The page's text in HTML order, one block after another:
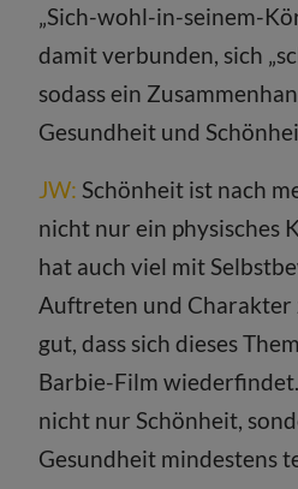
„Sich-wohl-in-seinem-
damit verbunden, sich
sodass ein
Gesundheit und
JW: Schönheit ist nach
nicht nur ein physisches
hat auch viel mit
Auftreten und Charakter
gut, dass sich dieses
Barbie-Film
nicht nur Schönheit,
Gesundheit mindestens